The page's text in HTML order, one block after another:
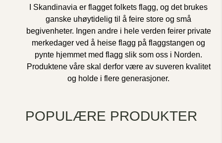
I Skandinavia er flagget folkets flagg, og det brukes
ganske uhøytidelig til å feire store og små
begivenheter. Ingen andre i hele verden feirer private
merkedager ved å heise flagg på flaggstangen og
pynte hjemmet med flagg slik som oss i Norden.
Produktene våre skal derfor være av suveren kvalitet
og holde i flere generasjoner.
POPULÆRE PRODUKTER